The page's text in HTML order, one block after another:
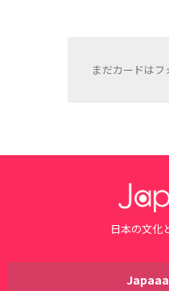
まだカードはフ
日本の文化